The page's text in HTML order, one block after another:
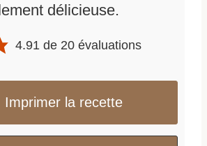
délicieuse.
4.91 de 20 évaluations
Imprimer la recette